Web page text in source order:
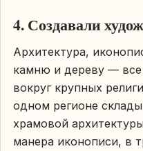
4. Создавали
Архитектура,
камню и дереву — все
вокруг крупных
одном регионе
храмовой
манера иконописи, в